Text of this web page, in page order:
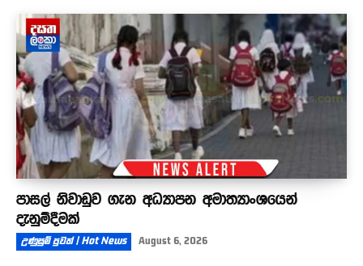
පාසල් නිවාඩුව ගැන අධ්‍යාපන අමාත්‍යාංශයෙන්
දැනුම්දීමක්
උණුසුම් පුවත් | Hot News August 6, 2026